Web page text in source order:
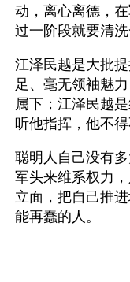
动，离心离德，
过一阶段就要清洗
江泽民越是大批
足、毫无领袖魅
属下；江泽民越
听他指挥，他不得
聪明人自己没有
军头来维系权力
立面，把自己推
能再蠢的人。